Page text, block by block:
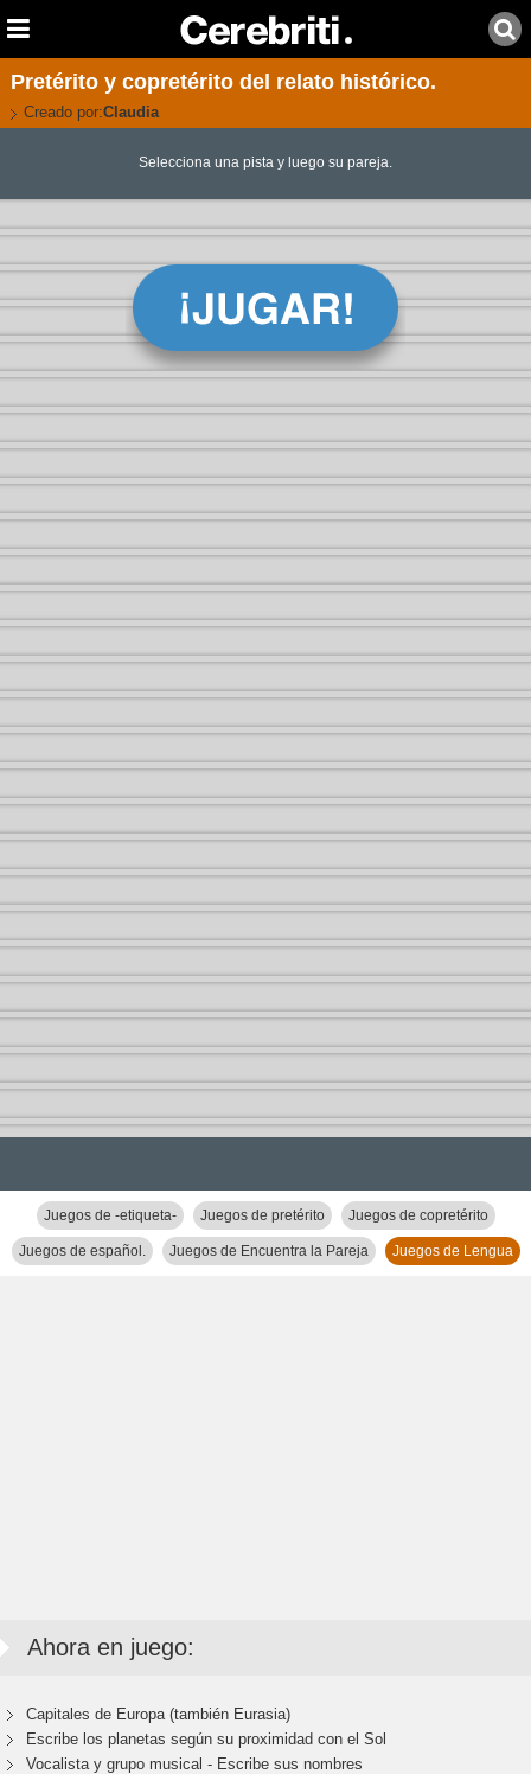
Pretérito y copretérito del relato histórico.
Creado por:Claudia
Selecciona una pista y luego su pareja.
Juegos de -etiqueta- Juegos de pretérito Juegos de copretérito
Juegos de español. Juegos de Encuentra la Pareja Juegos de Lengua
Ahora en juego:
Capitales de Europa (también Eurasia)
Escribe los planetas según su proximidad con el Sol
Vocalista y grupo musical - Escribe sus nombres